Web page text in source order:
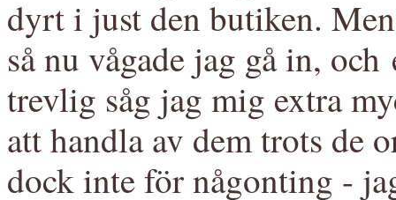
dyrt i just den butiken.
så nu vågade jag gå in,
trevlig såg jag mig extra
att handla av dem trots de
dock inte för någonting -